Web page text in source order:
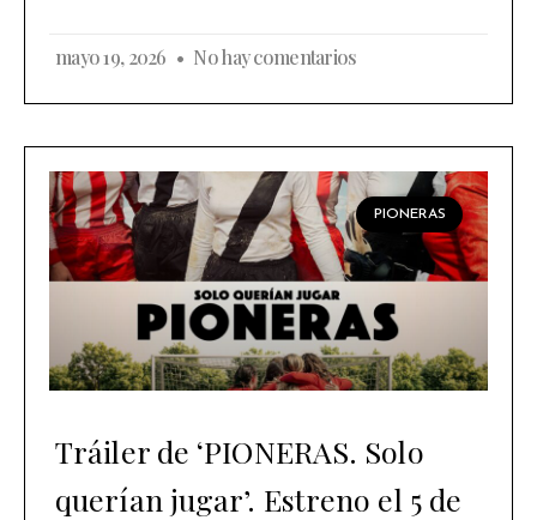
mayo 19, 2026 No hay comentarios
PIONERAS
Tráiler de ‘PIONERAS. Solo
querían jugar’. Estreno el 5 de